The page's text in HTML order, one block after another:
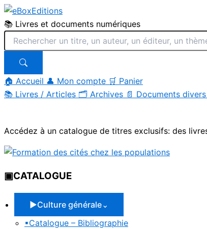
📚 Livres et documents numériques
🏠 Accueil 👤 Mon compte 🛒 Panier
📚 Livres / Articles 🗂 Archives 📄 Documents divers
contenu
Accédez à un catalogue de titres exclusifs: des
▣CATALOGUE
▶Culture générale⌄
▪Catalogue – Bibliographie